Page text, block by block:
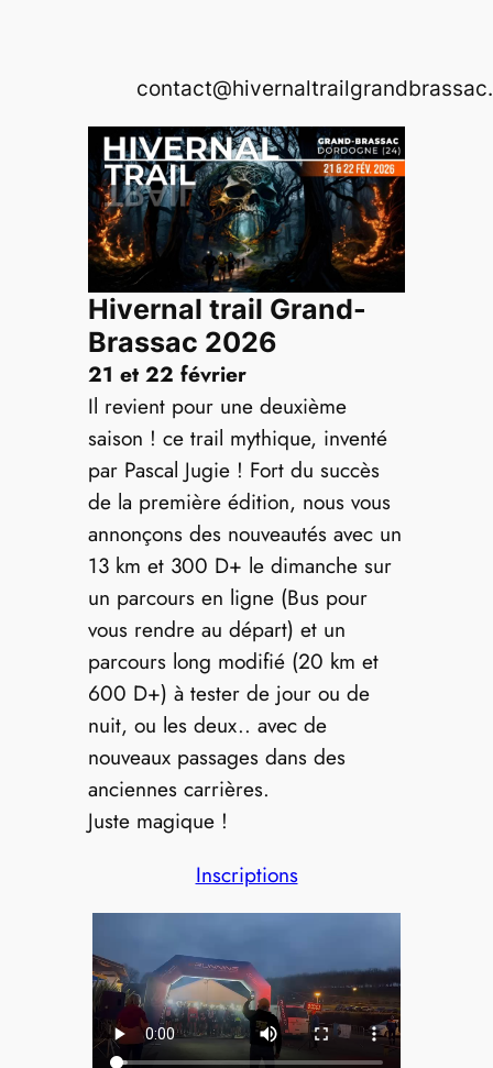
Hivernal trail Grand-
Brassac 2026
21 et 22 février
Il revient pour une deuxième
saison ! ce trail mythique, inventé
par Pascal Jugie ! Fort du succès
de la première édition, nous vous
annonçons des nouveautés avec un
13 km et 300 D+ le dimanche sur
un parcours en ligne (Bus pour
vous rendre au départ) et un
parcours long modifié (20 km et
600 D+) à tester de jour ou de
nuit, ou les deux.. avec de
nouveaux passages dans des
anciennes carrières.
Juste magique !
Inscriptions